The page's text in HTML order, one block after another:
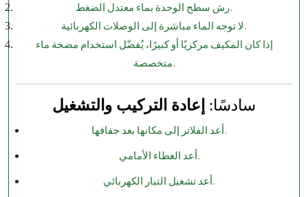
رش سطح الوحدة بماء معتدل الضغط.
لا توجه الماء مباشرة إلى الوصلات الكهربائية.
إذا كان المكيف مركزيًا أو كبيرًا، يُفضّل استخدام مضخة ماء
متخصصة.
سادسًا: إعادة التركيب والتشغيل
أعد الفلاتر إلى مكانها بعد جفافها.
أعد الغطاء الأمامي.
أعد تشغيل التيار الكهربائي.